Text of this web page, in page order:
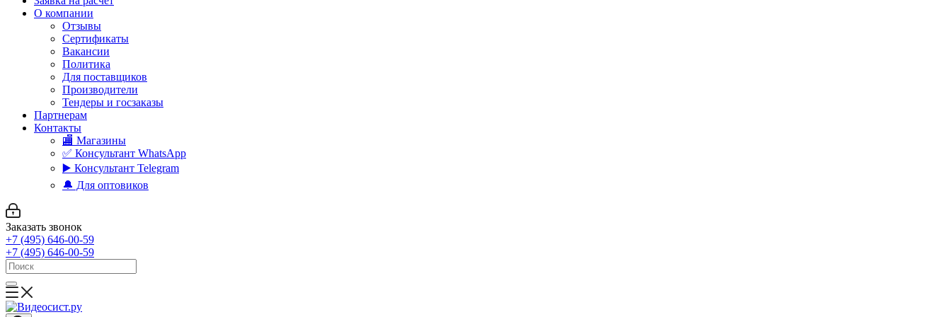
О компании
Отзывы
Сертификаты
Вакансии
Политика
Для поставщиков
Производители
Тендеры и госзаказы
Партнерам
Контакты
🏬 Магазины
✅️ Консультант WhatsApp
▶️ Консультант Telegram
🔔 Для оптовиков
Заказать звонок
+7 (495) 646-00-59
+7 (495) 646-00-59